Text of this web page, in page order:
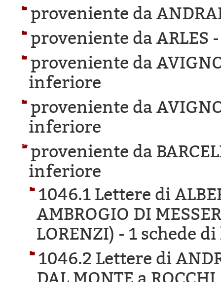
proveniente da
proveniente da ARLES
proveniente da
inferiore
proveniente da
inferiore
proveniente da
inferiore
1046.1 Lettere di
AMBROGIO DI
LORENZI) - 1 schede
1046.2 Lettere di